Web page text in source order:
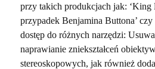
przy takich produkcjach jak: ‘King
przypadek Benjamina Buttona’ czy
dostęp do różnych narzędzi:
naprawianie zniekształceń
stereoskopowych, jak również